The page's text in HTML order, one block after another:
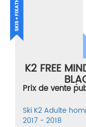
K2 FREE
BEIGE/
Prix de vente
Ski K2Adulte
2017 - 2018